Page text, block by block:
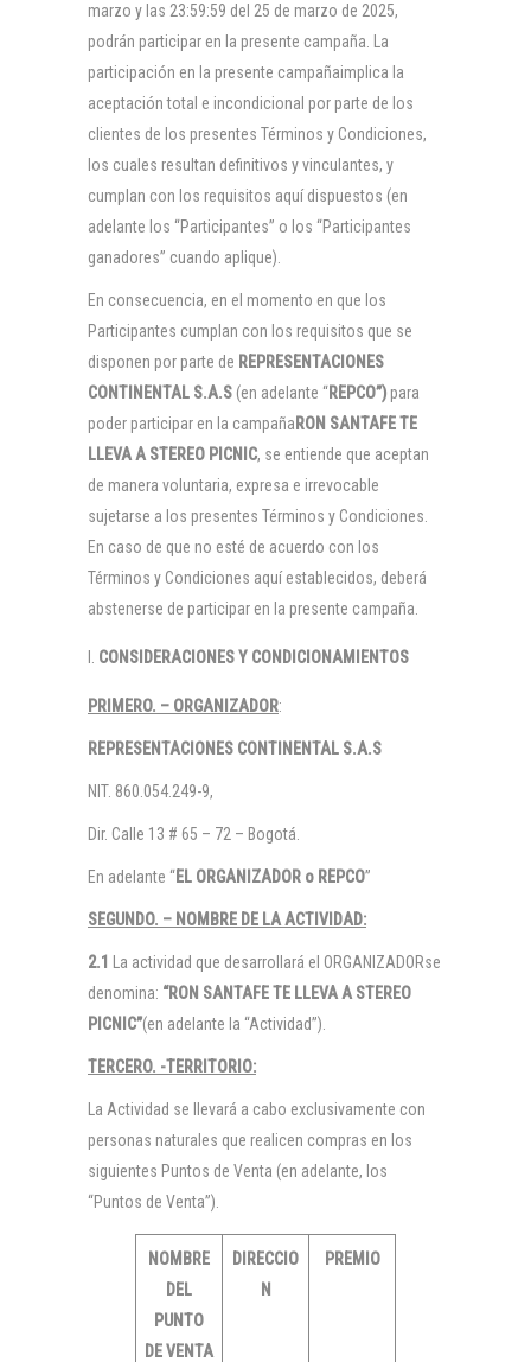
marzo y las 23:59:59 del 25 de marzo de 2025,
podrán participar en la presente campaña. La
participación en la presente campañaimplica la
aceptación total e incondicional por parte de los
clientes de los presentes Términos y Condiciones,
los cuales resultan definitivos y vinculantes, y
cumplan con los requisitos aquí dispuestos (en
adelante los “Participantes” o los “Participantes
ganadores” cuando aplique).
En consecuencia, en el momento en que los
Participantes cumplan con los requisitos que se
disponen por parte de REPRESENTACIONES
CONTINENTAL S.A.S (en adelante “REPCO”) para
poder participar en la campaña RON SANTAFE TE
LLEVA A STEREO PICNIC, se entiende que aceptan
de manera voluntaria, expresa e irrevocable
sujetarse a los presentes Términos y Condiciones.
En caso de que no esté de acuerdo con los
Términos y Condiciones aquí establecidos, deberá
abstenerse de participar en la presente campaña.
CONSIDERACIONES Y CONDICIONAMIENTOS
PRIMERO. – ORGANIZADOR:
REPRESENTACIONES CONTINENTAL S.A.S
NIT. 860.054.249-9,
Dir. Calle 13 # 65 – 72 – Bogotá.
En adelante “EL ORGANIZADOR o REPCO”
SEGUNDO. – NOMBRE DE LA ACTIVIDAD:
2.1
La actividad que desarrollará el ORGANIZADORse
denomina: “RON SANTAFE TE LLEVA A STEREO
PICNIC”(en adelante la “Actividad”).
TERCERO. -TERRITORIO:
La Actividad se llevará a cabo exclusivamente con
personas naturales que realicen compras en los
siguientes Puntos de Venta (en adelante, los
“Puntos de Venta”).
NOMBRE
DEL
PUNTO
DE VENTA
DIRECCIO
N
PREMIO